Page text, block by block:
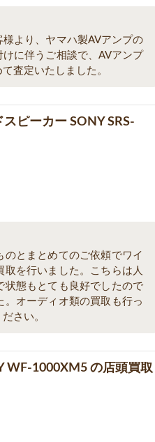
より、ヤマハ製AVアンプの
に伴うご相談で、AVアンプ
査定いたしました。
ピーカー SONY SRS-
のとまとめてのご依頼でワイ
を行いました。こちらは人
状態もとても良好でしたので
。オーディオ類の買取も行っ
さい。
WF-1000XM5 の店頭買取